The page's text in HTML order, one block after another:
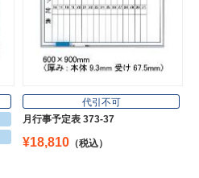
代引不可
月行事予定表 373-37
¥18,810 （税込）